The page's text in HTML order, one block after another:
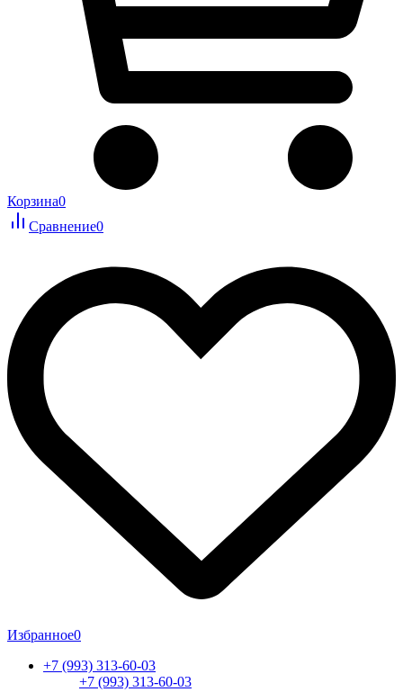
Корзина0
Сравнение0
Избранное0
+7 (993) 313-60-03
+7 (993) 313-60-03